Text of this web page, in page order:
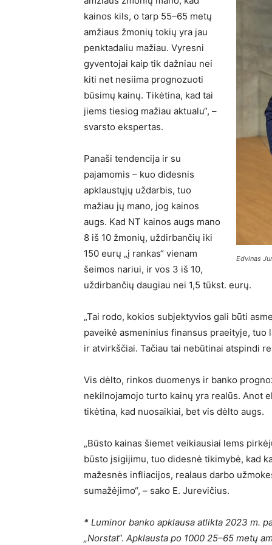
Edvinas
kainos kils, o tarp 55–65 metų
amžiaus žmonių tokių yra jau
penktadaliu mažiau. Vyresni
gyventojai kaip tik dažniau nei
kiti net nesiima prognozuoti
būsimų kainų. Tikėtina, kad tai
jiems tiesiog mažiau aktualu“, –
svarsto ekspertas.
Panaši tendencija ir su
pajamomis – kuo didesnis
apklaustųjų uždarbis, tuo
mažiau jų mano, jog kainos
augs. Kad NT kainos augs mano
8 iš 10 žmonių, uždirbančių iki
150 eurų „į rankas“ vienam
šeimos nariui, ir vos 3 iš 10,
uždirbančių daugiau nei 1,5 tūkst. eurų.
„Tai rodo, kokios subjektyvios gali būti
paveikė asmeninius finansus praeityje,
ir atvirkščiai. Tačiau tai nebūtinai atspindi
Vis dėlto, rinkos duomenys ir banko
nekilnojamojo turto kainų yra realūs. Anot
tikėtina, kad nuosaikiai, bet vis dėlto augs.
„Būsto kainas šiemet veikiausiai lems
būsto įsigijimu, tuo didesnė tikimybė, kad
mažesnės infliacijos, realaus darbo
sumažėjimo“, – sako E. Jurevičius.
* Luminor banko apklausa atlikta 2023 m.
„Norstat“. Apklausta po 1000 25–65 metų